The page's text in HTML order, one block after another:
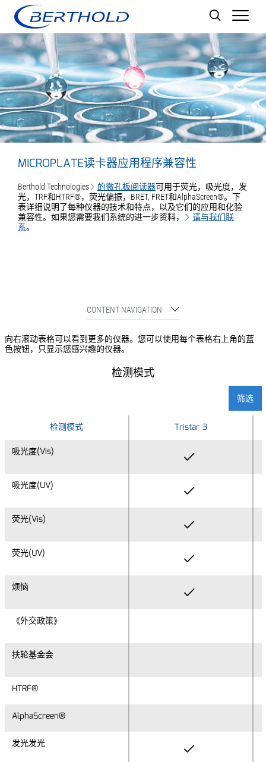
MICROPLATE读卡器应用程序兼容性
Berthold Technologies 的微孔板阅读器可用于荧光，吸光度，发
光，TRF和HTRF®，荧光偏振，BRET, FRET和AlphaScreen®。下
表详细说明了每种仪器的技术和特点，以及它们的应用和化验
兼容性。如果您需要我们系统的进一步资料，
请与我们联
系。
CONTENT NAVIGATION
向右滚动表格可以看到更多的仪器。您可以使用每个表格右上角的蓝
色按钮，只显示您感兴趣的仪器。
检测模式
筛选
检测模式
吸光度(Vis)
吸光度(UV)
荧光(Vis)
荧光(UV)
烦恼
《外交政策》
扶轮基金会
HTRF®
AlphaScreen®
发光发光
检测模式
Tristar 3
吸光度(Vis)
吸光度(UV)
荧光(Vis)
荧光(UV)
烦恼
《外交政策》
扶轮基金会
HTRF®
AlphaScreen®
发光发光